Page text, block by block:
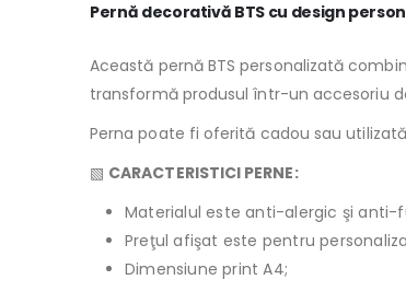
Pernă decorativă BTS cu design
Această pernă BTS personalizată
transformă produsul într-un accesoriu
Perna poate fi oferită cadou sau
▧ CARACTERISTICI PERNE:
Materialul este anti-alergic şi
Preţul afişat este pentru
Dimensiune print A4;